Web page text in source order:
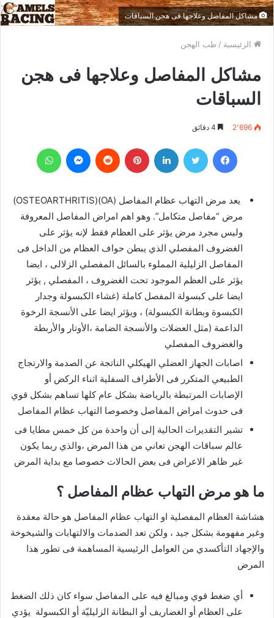
مشاكل المفاصل وعلاجها فى هجن السباقات
الرئيسية / طب الهجن
مشاكل المفاصل وعلاجها فى هجن
السباقات
2٬696
يعد مرض التهاب عظام المفاصل (OA)(OSTEOARTHRITIS)
مرض “مفاصل متكامل”. وهو اهم امراض المفاصل المعروفة
وليس مجرد مرض يؤثر على العظام فقط لإنه يؤثر على
الغضروف المفصلي الذي يبطن حواف العظام من الداخل فى
المفاصل الزليلية المملوء بالسائل المفصلي الزلالى ، ايضا
يؤثر على العظم الموجود تحت الغضروف ، المفصلي , يؤثر
ايضا على كبسولة المفصل كاملة (غشاء الكبسولة وجدار
الكبسوة وبطانة الكبسولة) ، ويؤثر ايضا على الأنسجة الرخوة
الداعمة (مثل العضلات والأنسجة الضامة ،الأوتار والأربطة
والغضروف المفصلي
اصابات الجهاز العضلي الهيكلي الناتجة عن الصدمة والارتجاج
الطبيعي المتكرر فى الأطراف السفلية اثناء الركض أو
الإصابات المرتبطة بالرياضة بشكل عام كلها تساهم بشكل قوي
فى حدوث امراض المفاصل وخصوصا التهاب عظام المفاصل
تشير التقديرات الحالية إلى أن واحدة من كل خمس مطايا فى
عالم سباقات الهجن تعاني من هذا المرض ،والذي ربما يكون
غير ظاهر الاعراض فى بعض الحالات خصوصا مع بداية المرض
ما هو مرض التهاب عظام المفاصل ؟
هشاشة العظام المفصلية او التهاب عظام المفاصل هو حالة معقدة
وغير مفهومة بشكل جيد ، ولكن تعد الصدمات والالتهابات والشيخوخة
والإجهاد التأكسدي من العوامل الرئيسية المساهمة فى تطور هذا
المرض
أي ضغط قوي ومبالغ فيه على المفاصل سواء كان ذلك الضغط
على العظام أو الغضاريف أو البطانة الزليليّة أو الكبسولة يؤدي